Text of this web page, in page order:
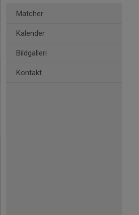
Matcher
Kalender
Bildgalleri
Kontakt